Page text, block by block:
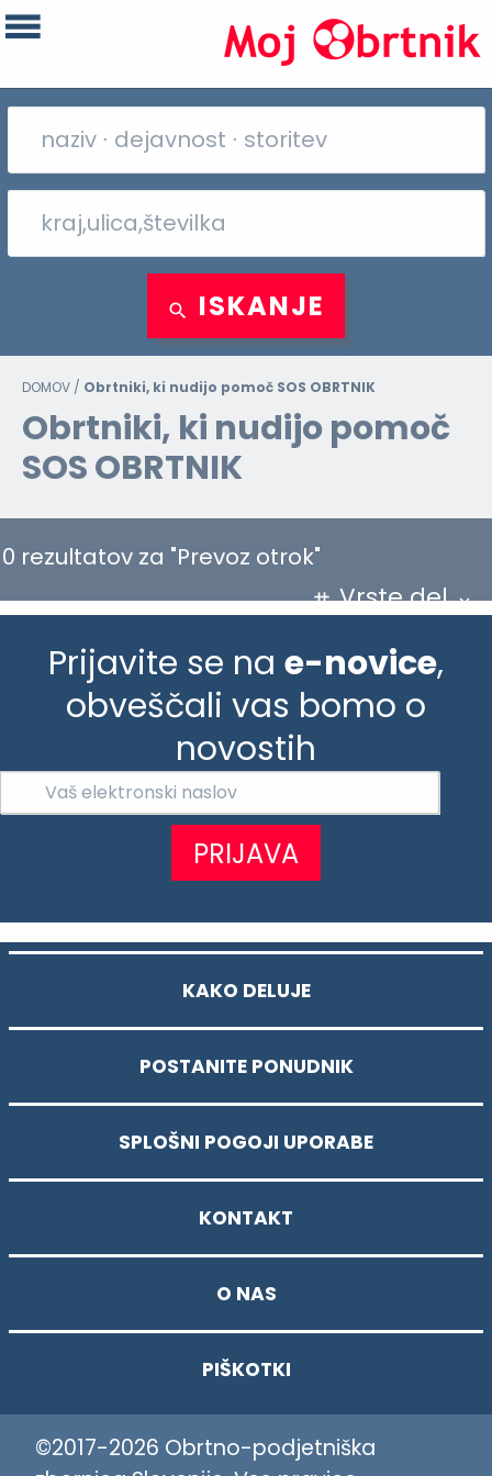
ISKANJE
DOMOV / Obrtniki, ki nudijo pomoč SOS OBRTNIK
Obrtniki, ki nudijo pomoč
SOS OBRTNIK
0 rezultatov za "Prevoz otrok"
Vrste del
Prijavite se na e-novice,
obveščali vas bomo o
novostih
PRIJAVA
KAKO DELUJE
POSTANITE PONUDNIK
SPLOŠNI POGOJI UPORABE
KONTAKT
O NAS
PIŠKOTKI
©2017-2026 Obrtno-podjetniška